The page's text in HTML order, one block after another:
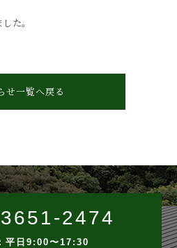
た。
せ一覧へ戻る
2474
平日9:00〜17:30